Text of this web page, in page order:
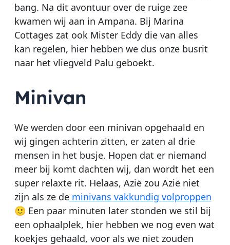
bang. Na dit avontuur over de ruige zee
kwamen wij aan in Ampana. Bij Marina
Cottages zat ook Mister Eddy die van alles
kan regelen, hier hebben we dus onze busrit
naar het vliegveld Palu geboekt.
Minivan
We werden door een minivan opgehaald en
wij gingen achterin zitten, er zaten al drie
mensen in het busje. Hopen dat er niemand
meer bij komt dachten wij, dan wordt het een
super relaxte rit. Helaas, Azië zou Azië niet
zijn als ze deminivans vakkundig volproppen
🙂 Een paar minuten later stonden we stil bij
een ophaalplek, hier hebben we nog even wat
koekjes gehaald, voor als we niet zouden